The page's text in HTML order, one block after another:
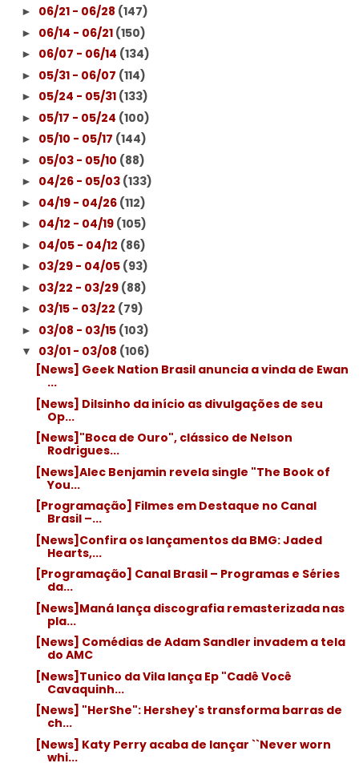
► 06/21 - 06/28 (147)
► 06/14 - 06/21 (150)
► 06/07 - 06/14 (134)
► 05/31 - 06/07 (114)
► 05/24 - 05/31 (133)
► 05/17 - 05/24 (100)
► 05/10 - 05/17 (144)
► 05/03 - 05/10 (88)
► 04/26 - 05/03 (133)
► 04/19 - 04/26 (112)
► 04/12 - 04/19 (105)
► 04/05 - 04/12 (86)
► 03/29 - 04/05 (93)
► 03/22 - 03/29 (88)
► 03/15 - 03/22 (79)
► 03/08 - 03/15 (103)
▼ 03/01 - 03/08 (106)
[News] Geek Nation Brasil anuncia a vinda de Ewan
...
[News] Dilsinho da início as divulgações de seu
Op...
[News]"Boca de Ouro", clássico de Nelson
Rodrigues...
[News]Alec Benjamin revela single "The Book of
You...
[Programação] Filmes em Destaque no Canal
Brasil –...
[News]Confira os lançamentos da BMG: Jaded
Hearts,...
[Programação] Canal Brasil – Programas e Séries
da...
[News]Maná lança discografia remasterizada nas
pla...
[News] Comédias de Adam Sandler invadem a tela
do AMC
[News]Tunico da Vila lança Ep "Cadê Você
Cavaquinh...
[News] "HerShe": Hershey's transforma barras de
ch...
[News] Katy Perry acaba de lançar ``Never worn
whi...